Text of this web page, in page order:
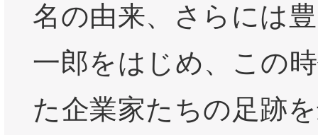
名の由来、さらには
一郎をはじめ、この
た企業家たちの足跡